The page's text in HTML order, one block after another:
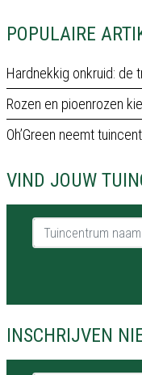
POPULAIRE
Hardnekkig onkruid: de
Rozen en pioenrozen
Oh’Green neemt
VIND JOUW
Tuincentrum naam
INSCHRIJVEN